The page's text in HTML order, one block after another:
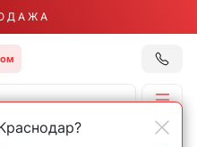
Д А Ж А